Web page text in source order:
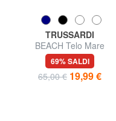
TRUSSARDI
BEACH Telo Mare
69% SALDI
65,00 € 19,99 €